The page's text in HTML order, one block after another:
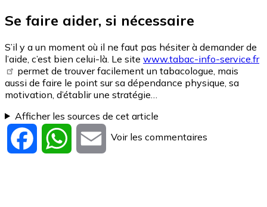
Se faire aider, si nécessaire
S’il y a un moment où il ne faut pas hésiter à demander de
l’aide, c’est bien celui-là. Le site www.tabac-info-service.fr
permet de trouver facilement un tabacologue, mais
aussi de faire le point sur sa dépendance physique, sa
motivation, d’établir une stratégie…
Afficher les sources de cet article
Facebook WhatsApp
Email
Voir les commentaires